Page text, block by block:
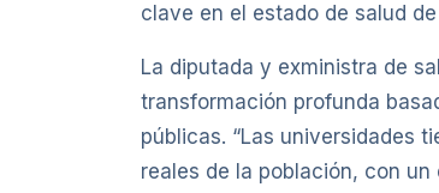
clave en el estado de salud
La diputada y exministra de
transformación profunda
públicas. “Las universidades
reales de la población, con